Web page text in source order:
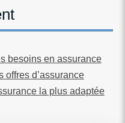
besoins en assurance
offres d’assurance
la plus adaptée